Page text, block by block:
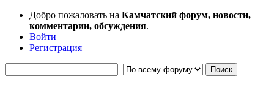
Добро пожаловать на Камчатский форум, новости,
комментарии, обсуждения.
Войти
Регистрация